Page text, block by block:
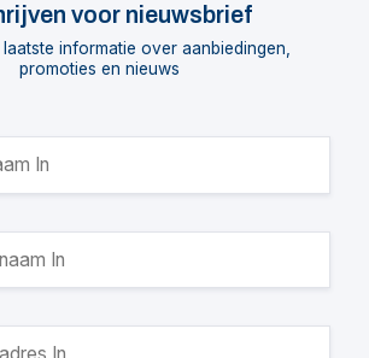
voor nieuwsbrief
informatie over aanbiedingen,
promoties en nieuws